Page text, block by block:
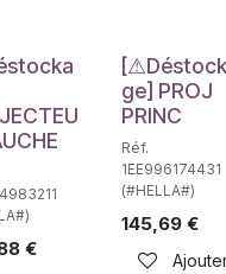
€
Déstockage
ge] PROJ
PRINC
Réf.
1EE996174431
(#HELLA#)
145,69€